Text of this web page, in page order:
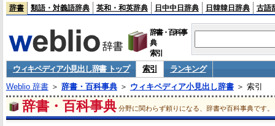
辞書 類語・対義語辞典 英和・和英辞典 日中中日辞典 日韓韓日辞典 古語
辞書・百科事
典
索引
ウィキペディア小見出し辞書 トップ 索引
ランキング
Weblio 辞書＞ 辞書・百科事典＞ ウィキペディア小見出し辞書＞ 索引
辞書・百科事典 分野に関わらず頼りになる、辞書や百科事典です。